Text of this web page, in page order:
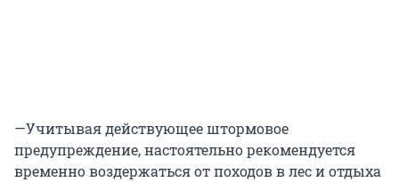
—Учитывая действующее штормовое
предупреждение, настоятельно рекомендуется
временно воздержаться от походов в лес и отдыха